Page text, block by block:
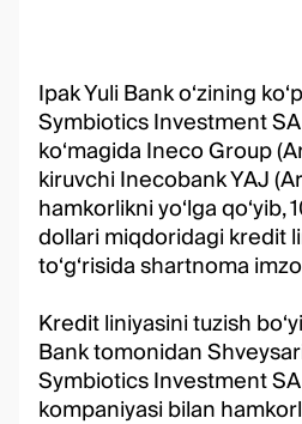
Ipak Yuli Bank o‘zining
Symbiotics Investment
ko‘magida Ineco Group
kiruvchi Inecobank YAJ
hamkorlikni yo‘lga qo‘yib,
dollari miqdoridagi kredit
to‘g‘risida shartnoma
Kredit liniyasini tuzish
Bank tomonidan
Symbiotics Investment
kompaniyasi bilan